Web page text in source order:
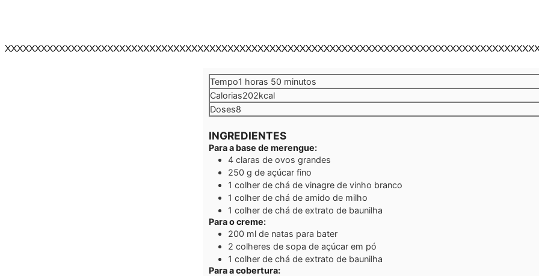
Tempo1 hora
horas 50 minutos
minutos
Calorias202kcal
Doses8
INGREDIENTES
Para a base de merengue:
4 claras de ovos grandes
250 g de açúcar fino
1 colher de chá de vinagre de vinho branco
1 colher de chá de amido de milho
1 colher de chá de extrato de baunilha
Para o creme:
200 ml de natas para bater
2 colheres de sopa de açúcar em pó
1 colher de chá de extrato de baunilha
Para a cobertura: